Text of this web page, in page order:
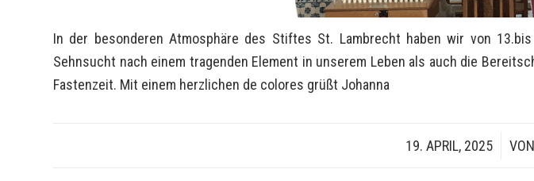
In der besonderen Atmosphäre des Stiftes St. Lambrecht haben wir von
Sehnsucht nach einem tragenden Element in unserem Leben als auch die
Fastenzeit. Mit einem herzlichen de colores grüßt Johanna
19. APRIL, 2025
/ VON